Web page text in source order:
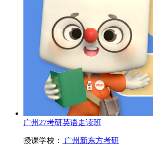
广州27考研英语走读班
授课学校： 广州新东方考研